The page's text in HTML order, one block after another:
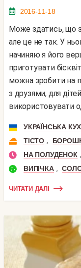
2016-11-18
Може здатись, що зробити такий рулет дуже складно,
але це не так. У
начиняю я його
приготувати
можна зробити на
з друзями, для
використовувати
УКРАЇНСЬКА
ТІСТО ,
НА ПОЛУДЕНОК ,
ВИПІЧКА ,
ЧИТАТИ ДАЛІ